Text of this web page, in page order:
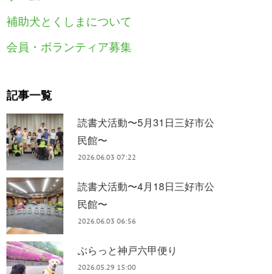
補助犬とくしまについて
会員・ボランティア募集
記事一覧
読書犬活動〜5月31日三好市公
民館〜
2026.06.03 07:22
読書犬活動〜4月18日三好市公
民館〜
2026.06.03 06:56
ぶらっと神戸六甲便り
2026.05.29 15:00